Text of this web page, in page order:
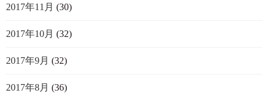
2017年11月 (30)
2017年10月 (32)
2017年9月 (32)
2017年8月 (36)